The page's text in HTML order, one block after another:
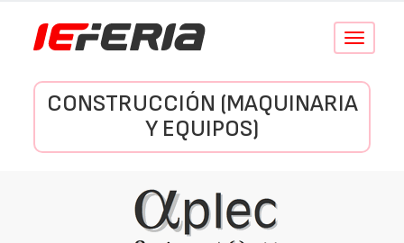
Conmutar
CONSTRUCCIÓN (MAQUINARIA
Y EQUIPOS)